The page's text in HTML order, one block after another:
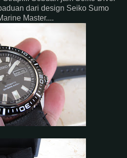
dari design Seiko Sumo
Master....